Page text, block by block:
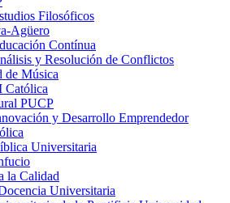
Filosóficos
Agüero
Contínua
y Resolución de Conflictos
de Música
PUCP
y Desarrollo Emprendedor
Universitaria
la Calidad
Universitaria